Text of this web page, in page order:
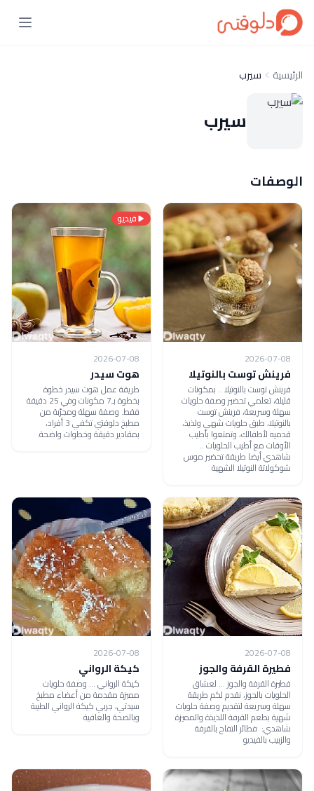
الرئيسية سيرب
سيرب
الوصفات
2026-07-08
فرينش توست بالنوتيلا
فرينش توست بالنوتيلا .. بمكونات
قليلة، تعلمي تحضير وصفة حلويات
سهلة وسريعة، فرينش توست
بالنوتيلا، طبق حلويات شهي ولذيذ،
قدميه لأطفالك، وتمتعوا بأطيب
الأوقات مع أطيب الحلويات ..
شاهدي أيضا طريقة تحضير موس
شوكولاتة النوتيلا الشهية
فيديو
2026-07-08
هوت سيدر
طريقة عمل هوت سيدر خطوة
بخطوة بـ7 مكونات وفي 25 دقيقة
فقط. وصفة سهلة ومجرّبة من
مطبخ دلوقتي تكفي 3 أفراد،
بمقادير دقيقة وخطوات واضحة.
2026-07-08
فطيرة القرفة والجوز
فطيرة القرفة والجوز ... لعشاق
الحلويات بالجوز، نقدم لكم طريقة
سهلة وسريعة لتقديم وصفة حلويات
شهية بطعم القرفة اللذيذة والمميزة
شاهدي: فطائر التفاح بالقرفة
والزبيب بالفيديو
2026-07-08
كيكة الرواني
كيكة الرواني ... وصفة حلويات
مميزة مقدمة من أعضاء مطبخ
سيدتي، جربي كيكة الرواني الطيبة
وبالصحة والعافية